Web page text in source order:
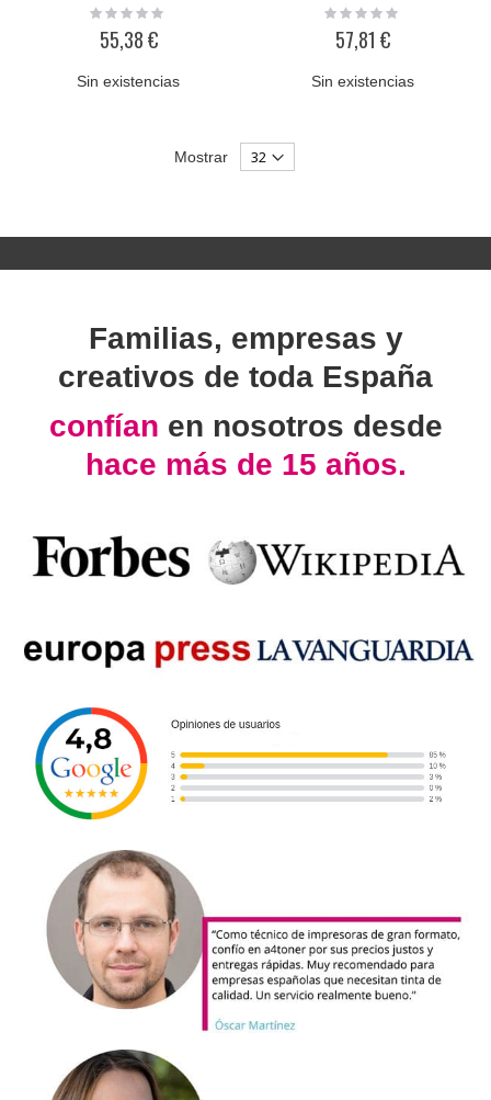
Rating:
55,38 €
Sin existencias
Rating:
57,81 €
Sin existencias
Mostrar
Familias, empresas y
creativos de toda España
confían en nosotros desde
hace más de 15 años.